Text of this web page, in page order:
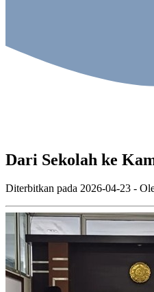
Dari Sekolah ke
Diterbitkan pada 2026-04-23 -